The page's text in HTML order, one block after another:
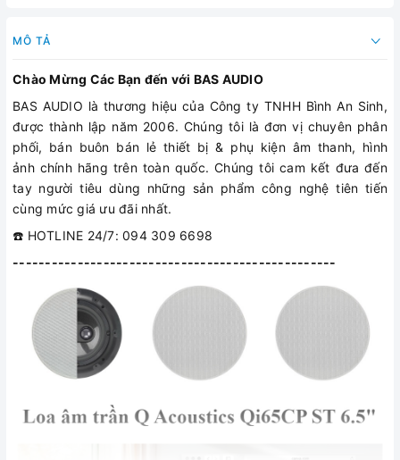
MÔ TẢ
Chào Mừng Các Bạn đến với BAS AUDIO
BAS AUDIO là thương hiệu của Công ty TNHH Bình An Sinh,
được thành lập năm 2006. Chúng tôi là đơn vị chuyên phân
phối, bán buôn bán lẻ thiết bị & phụ kiện âm thanh, hình
ảnh chính hãng trên toàn quốc. Chúng tôi cam kết đưa đến
tay người tiêu dùng những sản phẩm công nghệ tiên tiến
cùng mức giá ưu đãi nhất.
☎️ HOTLINE 24/7: 094 309 6698
--------------------------------------------------